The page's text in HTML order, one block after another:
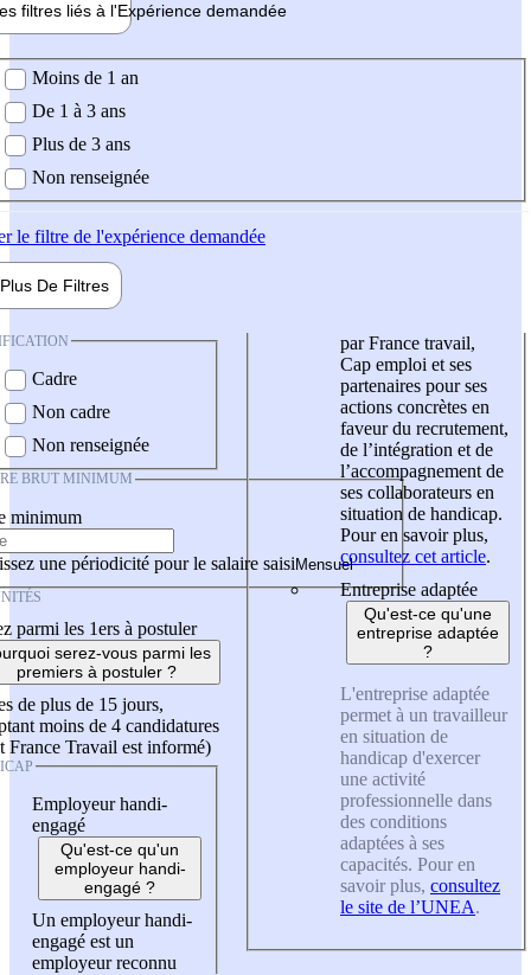
filtres liés à l'Expérience demandée
demandée
Moins de 1 an
De 1 à 3 ans
Plus de 3 ans
Non renseignée
le filtre de l'expérience demandée
Plus De Filtres
Cadre
Non cadre
Non renseignée
BRUT MINIMUM
minimum
une périodicité pour le salaire saisi
parmi les 1ers à postuler
serez-vous parmi les
premiers à postuler ?
de plus de 15 jours,
moins de 4 candidatures
France Travail est informé)
Employeur handi-
engagé
Qu'est-ce qu'un
employeur handi-
engagé ?
Un employeur handi-
engagé est un
employeur reconnu
par France travail,
Cap emploi et ses
partenaires pour ses
actions concrètes en
faveur du recrutement,
de l’intégration et de
l’accompagnement de
ses collaborateurs en
situation de handicap.
Pour en savoir plus,
consultez cet article.
Entreprise adaptée
Qu'est-ce qu'une
entreprise adaptée
?
L'entreprise adaptée
permet à un travailleur
en situation de
handicap d'exercer
une activité
professionnelle dans
des conditions
adaptées à ses
capacités. Pour en
savoir plus, consultez
le site de l’UNEA.